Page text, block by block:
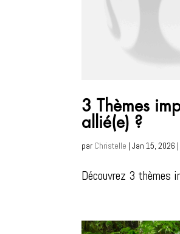
3 Thèmes
allié(e) ?
par Christelle |Jan 15, 2026 |
Découvrez 3 thèmes